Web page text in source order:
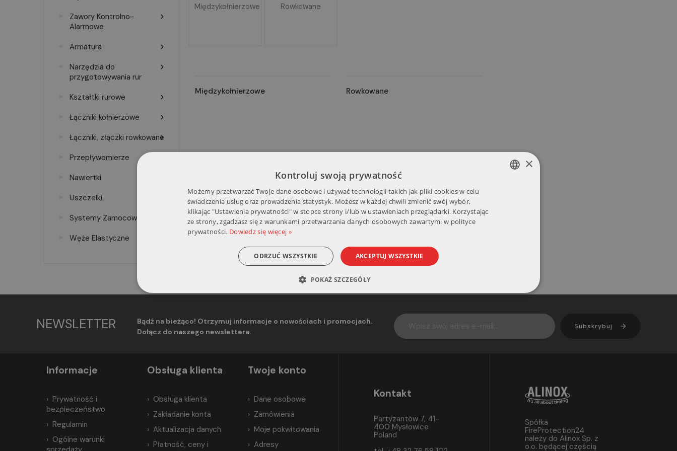
Zawory Kontrolno-
Alarmowe
Armatura
Narzędzia do
przygotowywania rur
Kształtki rurowe
Łączniki kołnierzowe
Łączniki, złączki rowkowane
Przepływomierze
Nawiertki
Uszczelki
Systemy Zamocowań
Węże Elastyczne
Międzykołnierzowe Rowkowane
Międzykołnierzowe Rowkowane
NEWSLETTER
Bądź na bieżąco! Otrzymuj informacje o nowościach i promocjach.
Dołącz do naszego newslettera.
Subskrybuj
Informacje
Prywatność i
bezpieczeństwo
Regulamin
Ogólne warunki
Obsługa klienta
Obsługa klienta
Zakładanie konta
Aktualizacja danych
Płatność, ceny i
Twoje konto
Dane osobowe
Zamówienia
Moje pokwitowania
Adresy
Kontakt
Partyzantów 7, 41-
400 Mysłowice
Poland
Spółka
FireProtection24
należy do Alinox Sp. z
o.o. będącej częścią
×
Kontroluj swoją prywatność
Możemy przetwarzać Twoje dane osobowe i używać technologii takich jak pliki cookies w celu
świadczenia usług oraz prowadzenia statystyk. Możesz w każdej chwili zmienić swój wybór,
klikając "Ustawienia prywatności" w stopce strony i/lub w ustawieniach przeglądarki. Korzystając
ze strony, zgadzasz się z warunkami przetwarzania danych osobowych zawartymi w polityce
prywatności. Dowiedz się więcej »
AKCEPTUJ WSZYSTKIE
ODRZUĆ WSZYSTKIE
POKAŻ SZCZEGÓŁY